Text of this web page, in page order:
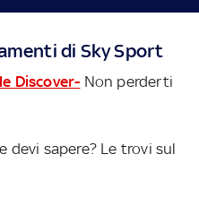
di Sky Sport
Discover- Non perderti
devi sapere? Le trovi sul